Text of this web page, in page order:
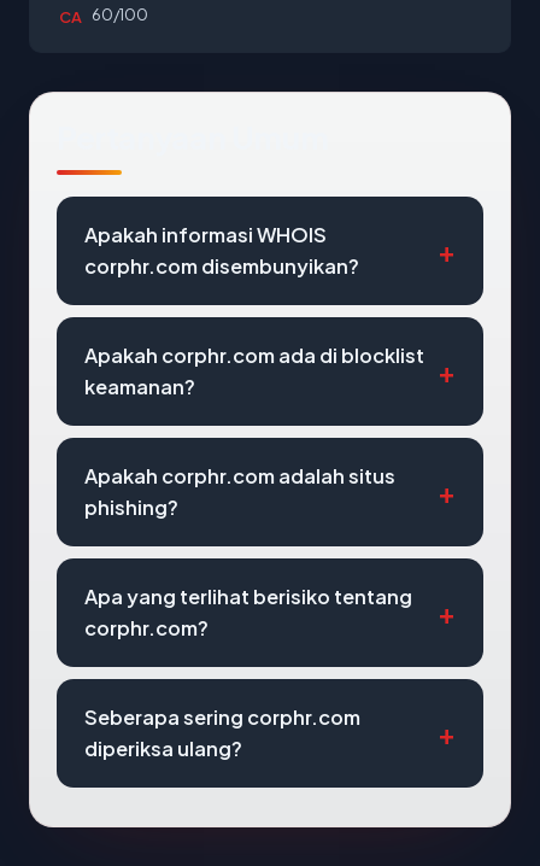
CA 60/100
Apakah informasi WHOIS
corphr.com disembunyikan?
Apakah corphr.com ada di blocklist
keamanan?
Apakah corphr.com adalah situs
phishing?
Apa yang terlihat berisiko tentang
corphr.com?
Seberapa sering corphr.com
diperiksa ulang?